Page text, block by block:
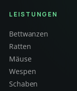
LEISTUNGEN
Bettwanzen
Ratten
Mäuse
Wespen
Schaben